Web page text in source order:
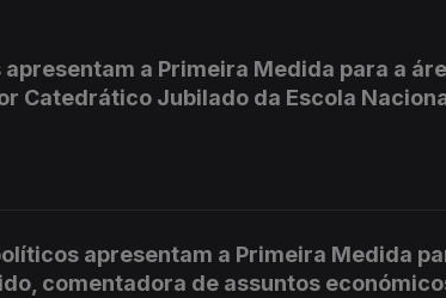
a Primeira Medida para a
Catedrático Jubilado da Escola
apresentam a Primeira Medida
comentadora de assuntos